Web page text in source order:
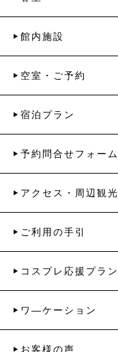
館内施設
空室・ご予約
宿泊プラン
予約問合せフォーム
アクセス・周辺観光
ご利用の手引
コスプレ応援プラン
ワ―ケーション
お客様の声